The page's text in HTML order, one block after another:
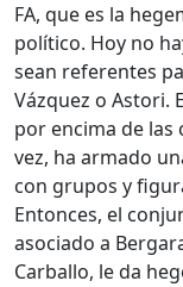
FA, que es la
político. Hoy no
sean referentes
Vázquez o Astori.
por encima de las
vez, ha armado
con grupos y
Entonces, el
asociado a
Carballo, le da